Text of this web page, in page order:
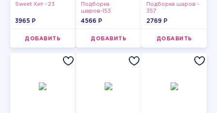
Sweet Хит - 23
3965 P
ДОБАВИТЬ
Подборка
шаров-153
4566 P
ДОБАВИТЬ
Подборка шаров -
357
2769 P
ДОБАВИТЬ